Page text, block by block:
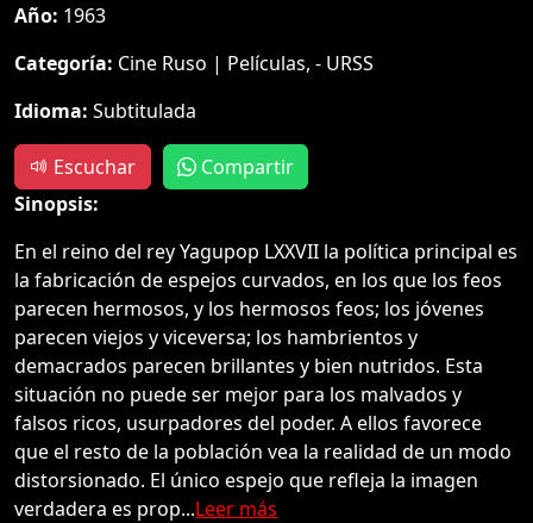
Año: 1963
Categoría: Cine Ruso | Películas, - URSS
Idioma: Subtitulada
Escuchar
Compartir
Sinopsis:
En el reino del rey Yagupop LXXVII la política principal es
la fabricación de espejos curvados, en los que los feos
parecen hermosos, y los hermosos feos; los jóvenes
parecen viejos y viceversa; los hambrientos y
demacrados parecen brillantes y bien nutridos. Esta
situación no puede ser mejor para los malvados y
falsos ricos, usurpadores del poder. A ellos favorece
que el resto de la población vea la realidad de un modo
distorsionado. El único espejo que refleja la imagen
verdadera es prop...Leer más